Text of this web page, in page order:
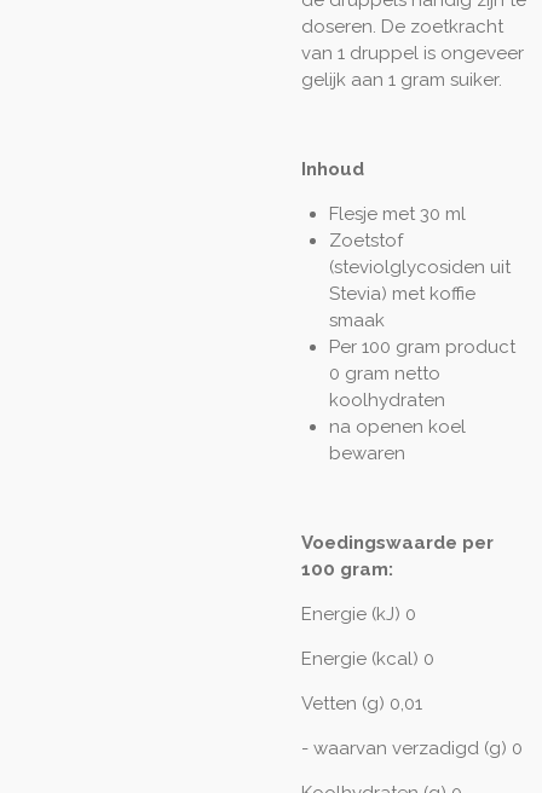
doseren. De zoetkracht
van 1 druppel is ongeveer
gelijk aan 1 gram suiker.
Inhoud
Flesje met 30 ml
Zoetstof
(steviolglycosiden uit
Stevia) met koffie
smaak
Per 100 gram product
0 gram netto
koolhydraten
na openen koel
bewaren
Voedingswaarde per
100 gram:
Energie (kJ) 0
Energie (kcal) 0
Vetten (g) 0,01
- waarvan verzadigd (g) 0